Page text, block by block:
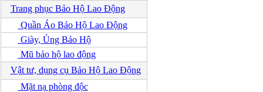
Trang phục Bảo Hộ Lao Động
Quần Áo Bảo Hộ Lao Động
Giày, Ủng Bảo Hộ
Mũ bảo hộ lao động
Vật tư, dụng cụ Bảo Hộ Lao Động
Mặt nạ phòng độc